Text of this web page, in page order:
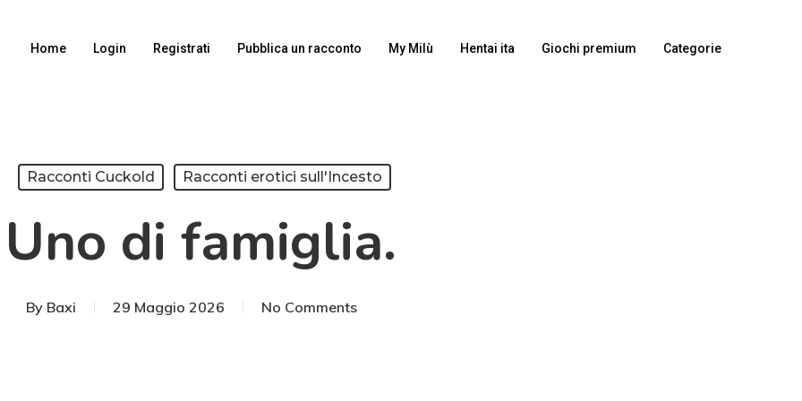
Home Login Registrati Pubblica un racconto My Milù Hentai ita Giochi premium Categorie
Racconti Cuckold Racconti erotici sull'Incesto
Uno di famiglia.
By Baxi 29 Maggio 2026 No Comments